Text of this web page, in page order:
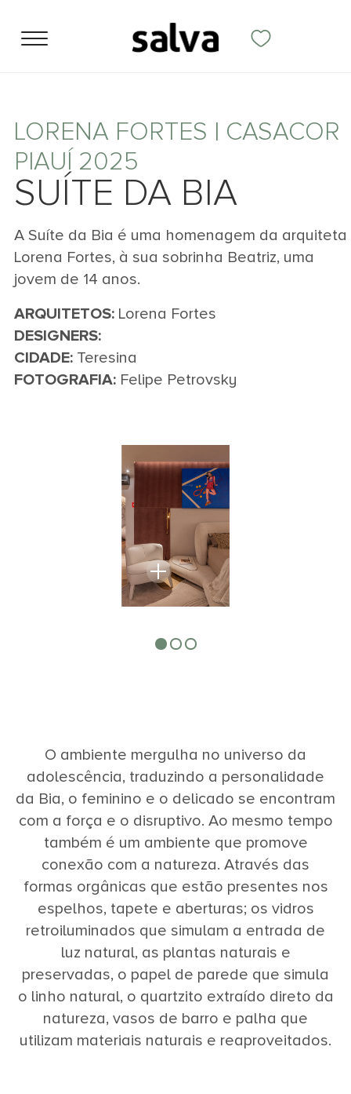
LORENA FORTES | CASACOR
PIAUÍ 2025
SUÍTE DA BIA
A Suíte da Bia é uma homenagem da arquiteta
Lorena Fortes, à sua sobrinha Beatriz, uma
jovem de 14 anos.
ARQUITETOS:Lorena Fortes
DESIGNERS:
CIDADE:Teresina
FOTOGRAFIA:Felipe Petrovsky
O ambiente mergulha no universo da
adolescência, traduzindo a personalidade
da Bia, o feminino e o delicado se encontram
com a força e o disruptivo. Ao mesmo tempo
também é um ambiente que promove
conexão com a natureza. Através das
formas orgânicas que estão presentes nos
espelhos, tapete e aberturas; os vidros
retroiluminados que simulam a entrada de
luz natural, as plantas naturais e
preservadas, o papel de parede que simula
o linho natural, o quartzito extraído direto da
natureza, vasos de barro e palha que
utilizam materiais naturais e reaproveitados.